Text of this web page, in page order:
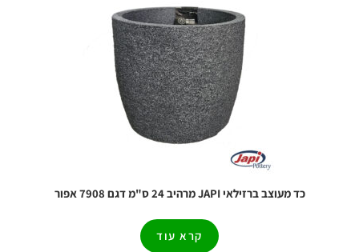
כד מעוצב ברזילאי JAPI מרהיב 24 ס"מ דגם 7908 אפור
קרא עוד